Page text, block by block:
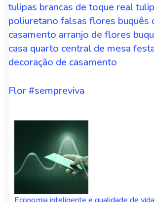
tulipas brancas de toque real
poliuretano falsas flores buquês
casamento arranjo de flores
casa quarto central de mesa
decoração de casamento
Flor #sempreviva